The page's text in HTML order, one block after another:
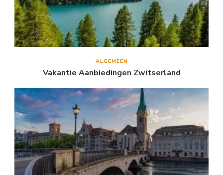
ALGEMEEN
Vakantie Aanbiedingen Zwitserland